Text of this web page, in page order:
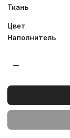
Ткань
Цвет
Наполнитель